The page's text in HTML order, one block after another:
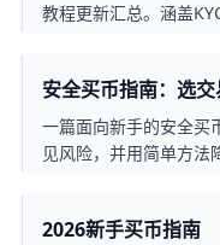
教程更新汇总。涵盖
安全买币指南：选
一篇面向新手的安全买
见风险，并用简单方法
2026新手买币指南